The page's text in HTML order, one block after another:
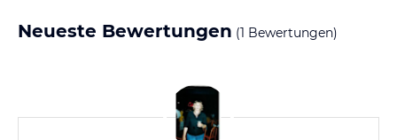
Neueste Bewertungen (1 Bewertungen)